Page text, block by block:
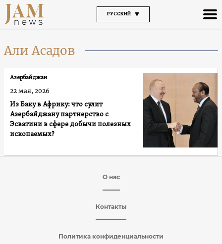
РУССКИЙ
Али Асадов
Из Баку в Африку: что сулит
Азербайджану партнерство с
Эсватини в сфере добычи полезных
ископаемых?
Азербайджан
22 мая, 2026
О нас
Контакты
Политика конфиденциальности